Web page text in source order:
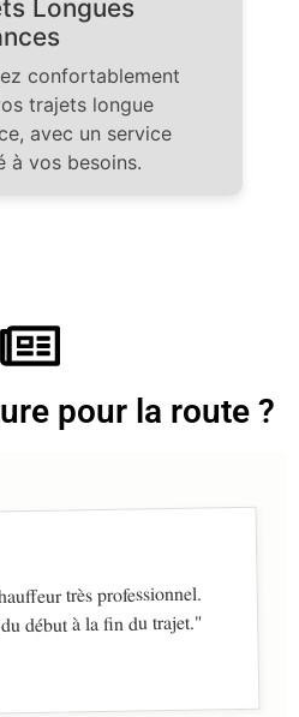
Longues
confortablement
trajets longue
avec un service
à vos besoins.
pour la route ?
très professionnel.
début à la fin du trajet."